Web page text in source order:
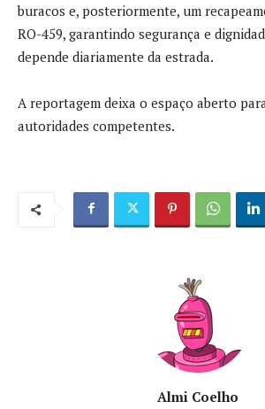
buracos e, posteriormente, um
RO-459, garantindo segurança e
depende diariamente da estrada.
A reportagem deixa o espaço aberto
autoridades competentes.
Almi Coelho